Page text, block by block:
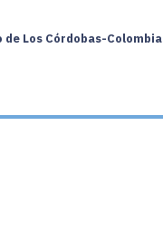
Los Córdobas-Colombia